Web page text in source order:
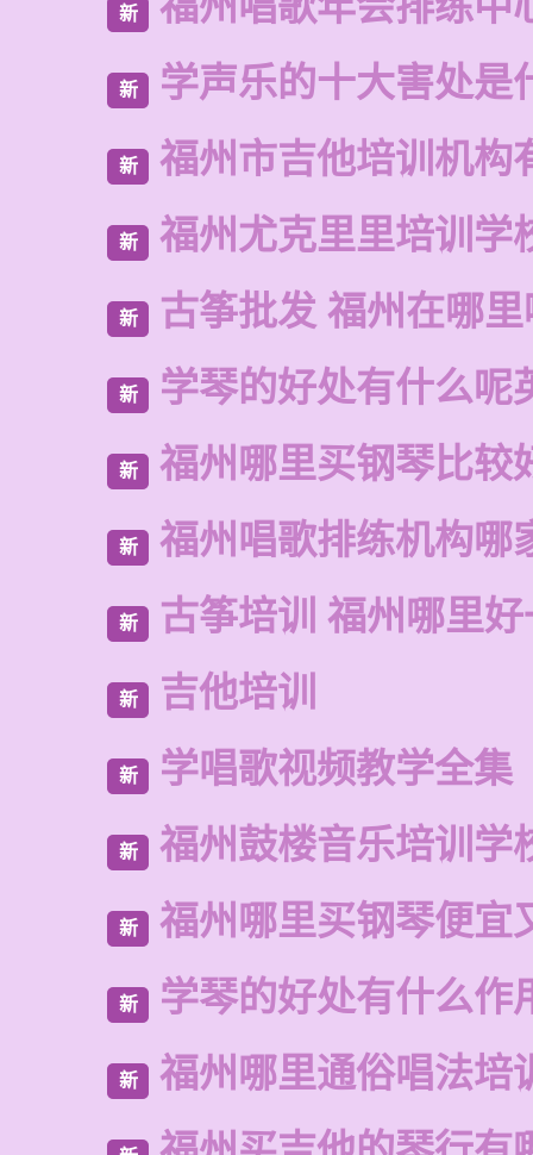
新
新 学声乐的十大害处是
新 福州市吉他培训机构
新 福州尤克里里培训学
新 古筝批发 福州在哪
新 学琴的好处有什么呢
新 福州哪里买钢琴比较
新 福州唱歌排练机构哪
新 古筝培训 福州哪里
新 吉他培训
新 学唱歌视频教学全集
新 福州鼓楼音乐培训学
新 福州哪里买钢琴便宜
新 学琴的好处有什么作
新 福州哪里通俗唱法培